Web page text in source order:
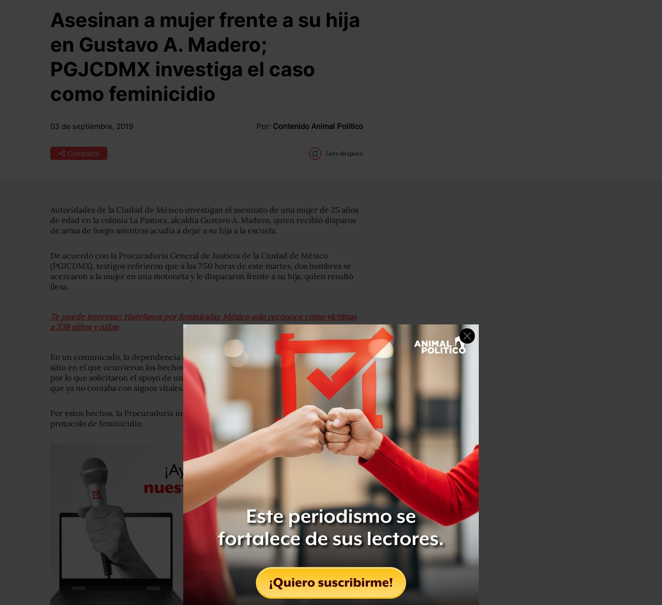
Asesinan a mujer frente a su hija
en Gustavo A. Madero;
PGJCDMX investiga el caso
como feminicidio
03 de septiembre, 2019 Por: Contenido Animal Político
Compartir Leer después
Autoridades de la Ciudad de México investigan el asesinato de una mujer de 25 años
de edad en la colonia La Pastora, alcaldía Gustavo A. Madero, quien recibió disparos
de arma de fuego mientras acudía a dejar a su hija a la escuela.
De acuerdo con la Procuraduría General de Justicia de la Ciudad de México
(PGJCDMX), testigos refirieron que a las 7:50 horas de este martes, dos hombres se
acercaron a la mujer en una motoneta y le dispararon frente a su hija, quien resultó
ilesa.
Te puede interesar: Huérfanos por feminicidio: México solo reconoce como víctimas
a 238 niños y niñas
En un comunicado, la dependencia señaló que, al acudir elementos policiacos al
sitio en el que ocurrieron los hechos encontraron el cuerpo de la mujer en el suelo,
por lo que solicitaron el apoyo de una ambulancia, cuyos paramédicos confirmaron
que ya no contaba con signos vitales.
Por estos hechos, la Procuraduría integró una carpeta de investigación y activó el
protocolo de feminicidio.